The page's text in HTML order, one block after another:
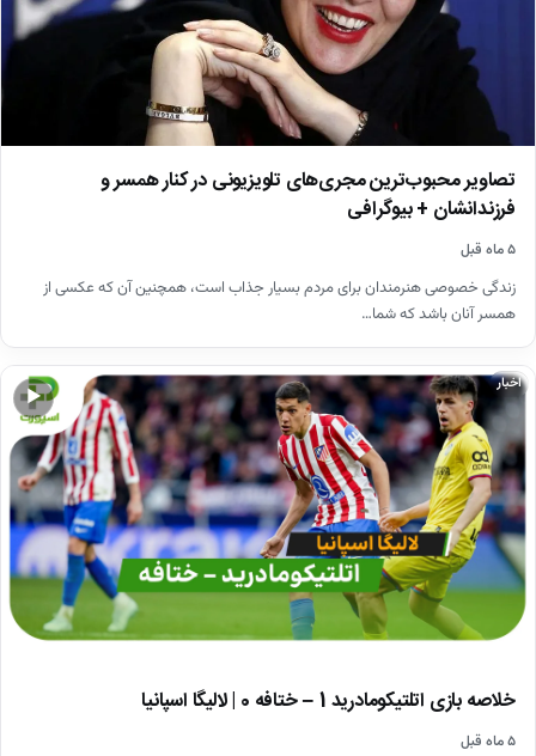
تصاویر محبوب‌ترین مجری‌های تلویزیونی در کنار همسر و
فرزندانشان + بیوگرافی
۵ ماه قبل
زندگی خصوصی هنرمندان برای مردم بسیار جذاب است، همچنین آن که عکسی از
همسر آنان باشد که شما…
▶
اخبار
خلاصه بازی اتلتیکومادرید 1 – ختافه 0 | لالیگا اسپانیا
۵ ماه قبل